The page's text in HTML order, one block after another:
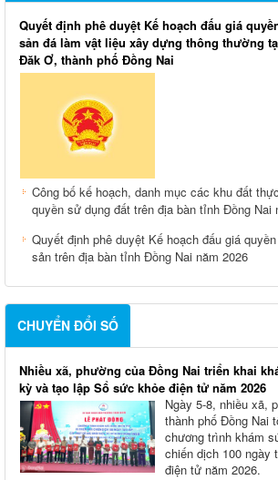
Quyết định phê duyệt Kế hoạch đấu giá
sản đá làm vật liệu xây dựng thông thường
Đăk Ơ, thành phố Đồng Nai
Công bố kế hoạch, danh mục các khu đất
quyền sử dụng đất trên địa bàn tỉnh Đồng Nai
Quyết định phê duyệt Kế hoạch đấu giá
sản trên địa bàn tỉnh Đồng Nai năm 2026
CHUYỂN ĐỔI SỐ
Nhiều xã, phường của Đồng Nai triển khai
kỳ và tạo lập Sổ sức khỏe điện tử năm 2026
Ngày 5-8, nhiều xã,
thành phố Đồng Nai
chương trình khám
chiến dịch 100 ngày
điện tử năm 2026.